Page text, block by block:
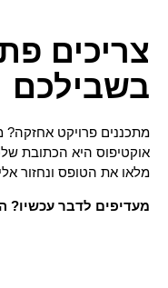
צריכים
בשבילכם
מתכננים פרויקט אחזקה?
אוקטיפוס היא הכתובת
מלאו את הטופס ונחזור
מעדיפים לדבר עכשיו? התקשרו